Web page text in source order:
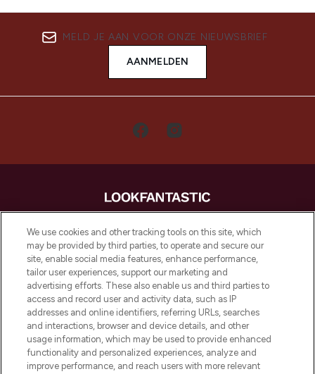
MELD JE AAN VOOR ONZE NIEUWSBRIEF
AANMELDEN
LOOKFANTASTIC is de ultieme online
beautybestemming van Europa, met de
beste huidverzorging, haarproducten en
make-up van meer dan 200 topmerken.
Shop online of via de app, met gratis
verzending vanaf €40.
Cookie-toestemming
Do Not Sell or Share My Personal
Information
We use cookies and other tracking tools on this site, which
may be provided by third parties, to operate and secure our
site, enable social media features, enhance performance,
tailor user experiences, support our marketing and
advertising efforts. These also enable us and third parties to
access and record user and activity data, such as IP
addresses and online identifiers, referring URLs, searches
and interactions, browser and device details, and other
usage information, which may be used to provide enhanced
functionality and personalized experiences, analyze and
improve performance, and reach users with more relevant